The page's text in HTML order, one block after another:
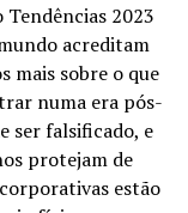
Tendências 2023
acreditam
mais sobre o que
numa era pós-
ser falsificado, e
protejam de
estão